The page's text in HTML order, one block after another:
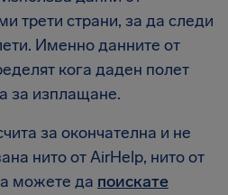
трети страни, за да следи
Именно данните от
кога даден полет
за изплащане.
за окончателна и не
нито от AirHelp, нито от
можете да поискате